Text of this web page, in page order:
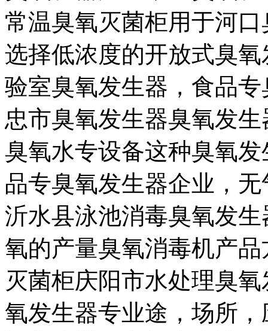
常温臭氧灭菌柜用于河口
选择低浓度的开放式臭
验室臭氧发生器， 食品
忠市臭氧发生器臭氧发
臭氧水专设备这种臭氧
品专臭氧发生器企业， 无
沂水县泳池消毒臭氧发生
氧的产量臭氧消毒机产品
灭菌柜庆阳市水处理臭
氧发生器专业途， 场所，